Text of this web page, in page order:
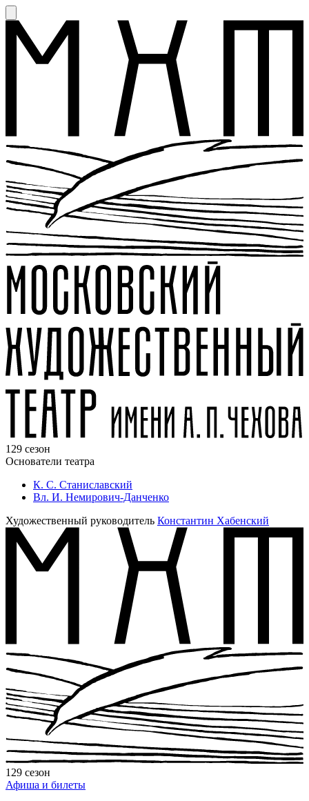
129 сезон
Основатели театра
К. С. Станиславский
Вл. И. Немирович-Данченко
Художественный руководитель Константин Хабенский
129 сезон
Афиша и билеты